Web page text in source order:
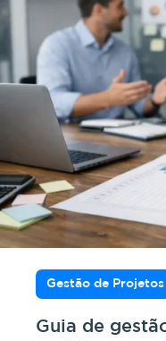
Gestão de Projetos
Guia de